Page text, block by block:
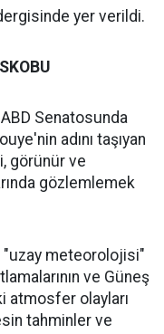
yer verildi.
Senatosunda
adını taşıyan
görünür ve
gözlemlemek
meteorolojisi"
ve Güneş
atmosfer olayları
tahminler ve